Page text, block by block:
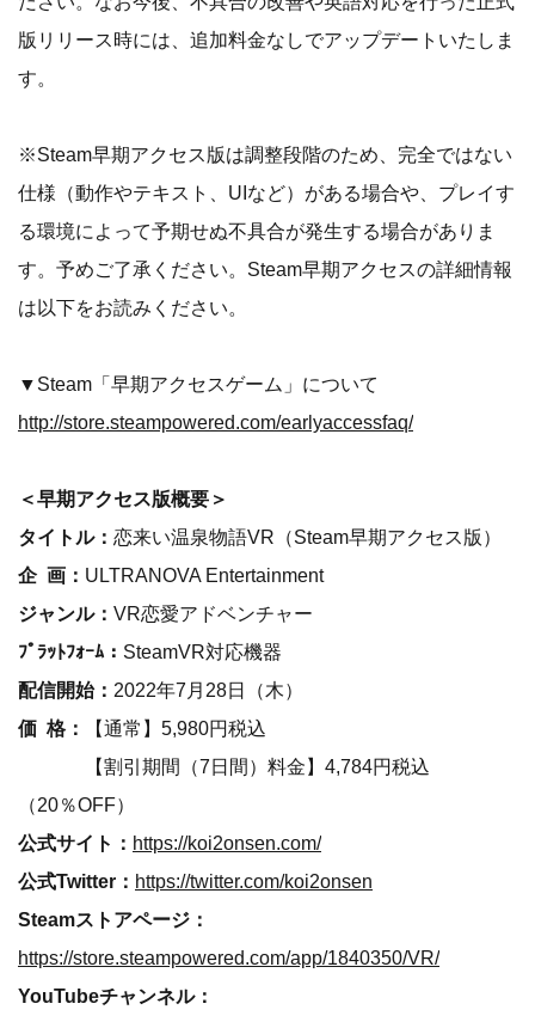
版リリース時には、追加料金なしでアップデートいたしま
す。
※Steam早期アクセス版は調整段階のため、完全ではない
仕様（動作やテキスト、UIなど）がある場合や、プレイす
る環境によって予期せぬ不具合が発生する場合がありま
す。予めご了承ください。Steam早期アクセスの詳細情報
は以下をお読みください。
▼Steam「早期アクセスゲーム」について
http://store.steampowered.com/earlyaccessfaq/
＜早期アクセス版概要＞
タイトル： 恋来い温泉物語VR（Steam早期アクセス版）
企 画： ULTRANOVA Entertainment
ジャンル： VR恋愛アドベンチャー
ﾌﾟﾗｯﾄﾌｫｰﾑ： SteamVR対応機器
配信開始： 2022年7月28日（木）
価 格：
【通常】5,980円税込
【割引期間（7日間）料金】4,784円税込
（20％OFF）
公式サイト： https://koi2onsen.com/
公式Twitter： https://twitter.com/koi2onsen
Steamストアページ：
https://store.steampowered.com/app/1840350/VR/
YouTubeチャンネル：